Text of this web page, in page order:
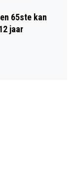
65ste kan
jaar